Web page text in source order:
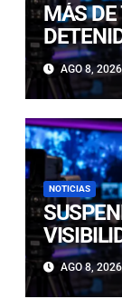
MÁS
AGO 8,
NOTICIAS
AGO 8,